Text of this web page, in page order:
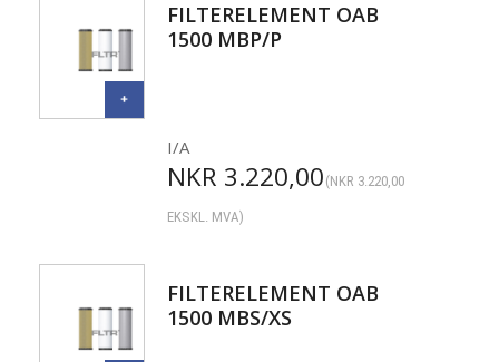
FILTERELEMENT OAB
1500 MBP/P
I/A
NKR 3.220,00 (NKR 3.220,00
EKSKL. MVA)
FILTERELEMENT OAB
1500 MBS/XS